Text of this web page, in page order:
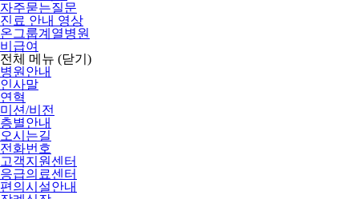
자주묻는질문
진료 안내 영상
온그룹계열병원
비급여
전체 메뉴 (닫기)
병원안내
인사말
연혁
미션/비전
층별안내
오시는길
전화번호
고객지원센터
응급의료센터
편의시설안내